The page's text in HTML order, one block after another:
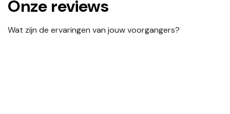
Onze reviews
Wat zijn de ervaringen van jouw voorgangers?